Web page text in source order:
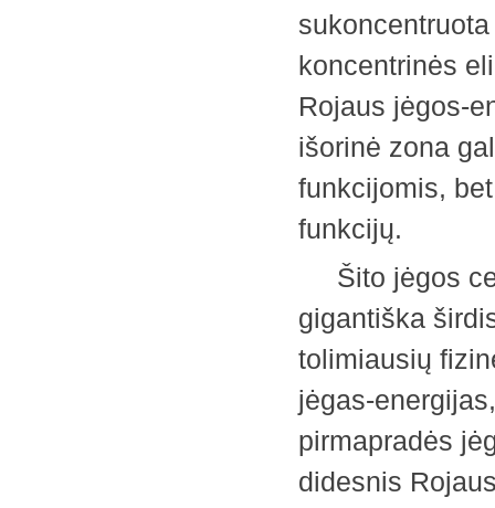
koncentrinės
Rojaus jėgos-
išorinė zona
funkcijomis,
funkcijų.
Šito jėgos
gigantiška
tolimiausių
jėgas-
pirmapradės
didesnis